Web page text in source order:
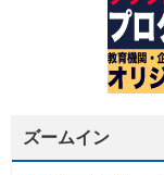
ズームイン